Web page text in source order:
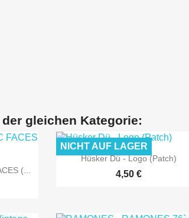
gleichen Kategorie:
(...
 Vorschau
Hüsker Dü - Logo (Patch)
4,50 €
NICHT AUF LAGER